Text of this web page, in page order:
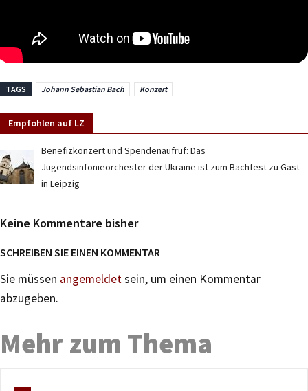
TAGS Johann Sebastian Bach Konzert
Empfohlen auf LZ
Benefizkonzert und Spendenaufruf: Das
Jugendsinfonieorchester der Ukraine ist zum Bachfest zu Gast
in Leipzig
Keine Kommentare bisher
SCHREIBEN SIE EINEN KOMMENTAR
Sie müssen angemeldetsein, um einen Kommentar
abzugeben.
Mehr zum Thema